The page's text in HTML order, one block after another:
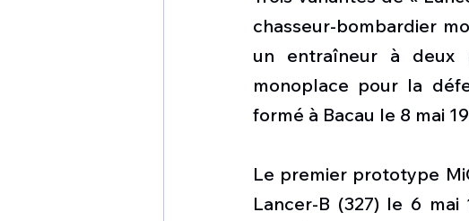
chasseur-bombardier
un entraîneur à deux
monoplace pour la
formé à Bacau le 8 mai
Le premier prototype
Lancer-B (327) le 6